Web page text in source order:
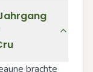
brachte